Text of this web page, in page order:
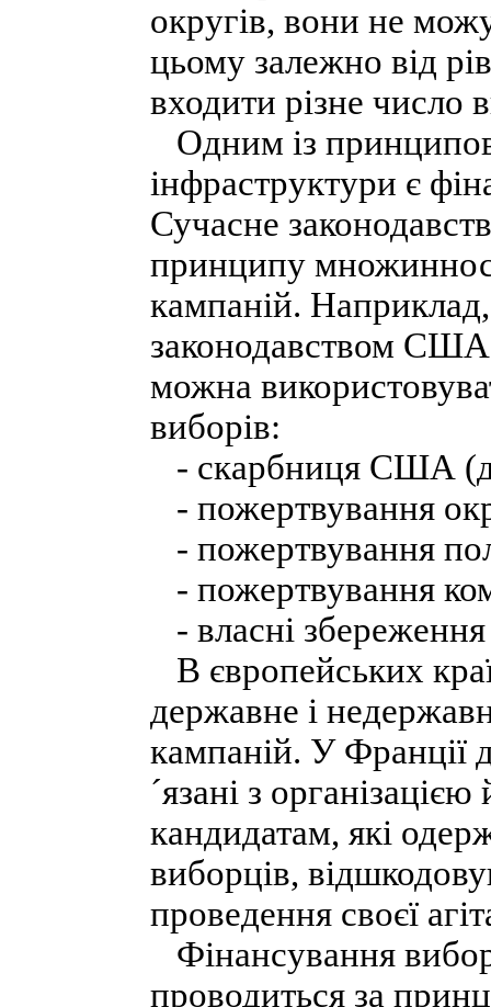
округів, вони не
цьому залежно від
входити різне число
Одним із
інфраструктури є
Сучасне
принципу
кампаній.
законодавством США,
можна
виборів:
- скарбниця США
- пожертвування
- пожертвування
- пожертвування
- власні збереження
В європейських
державне і
кампаній. У Франції
´язані з
кандидатам, які
виборців,
проведення своєї
Фінансування
проводиться за